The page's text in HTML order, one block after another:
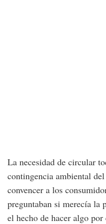
La necesidad de circular
contingencia ambiental
convencer a los
preguntaban si merecía la
el hecho de hacer algo